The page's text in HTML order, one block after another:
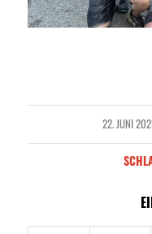
22. JUNI
/